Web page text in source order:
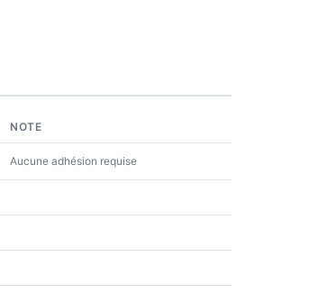
NOTE
Aucune adhésion requise